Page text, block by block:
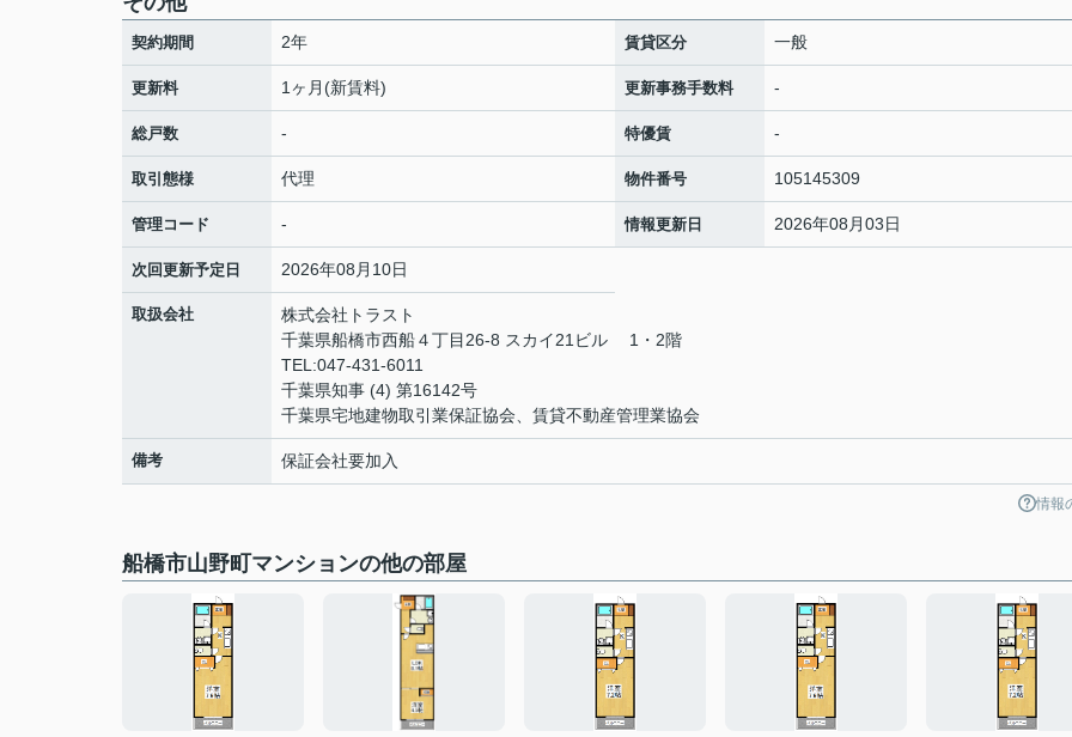
契約期間 2年 賃貸区分 一般
更新料 1ヶ月(新賃料) 更新事務手数料 -
総戸数 - 特優賃 -
取引態様 代理 物件番号 105145309
管理コード - 情報更新日 2026年08月03日
次回更新予定日 2026年08月10日
取扱会社
株式会社トラスト
千葉県船橋市西船４丁目26-8 スカイ21ビル 1・2階
TEL:047-431-6011
千葉県知事 (4) 第16142号
千葉県宅地建物取引業保証協会、賃貸不動産管理業協会
備考 保証会社要加入
情報
船橋市山野町マンションの他の部屋